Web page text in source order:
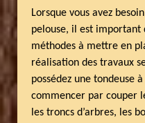
Lorsque vous avez
pelouse, il est important
méthodes à mettre en
réalisation des travaux
possédez une tondeuse
commencer par couper
les troncs d’arbres, les